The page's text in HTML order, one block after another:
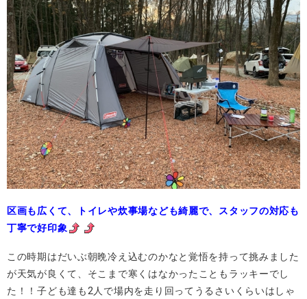
区画も広くて、トイレや炊事場なども綺麗で、スタッフの対応も
丁寧で好印象
この時期はだいぶ朝晩冷え込むのかなと覚悟を持って挑みました
が天気が良くて、そこまで寒くはなかったこともラッキーでし
た！！子ども達も2人で場内を走り回ってうるさいくらいはしゃ